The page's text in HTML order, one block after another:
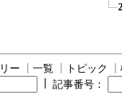
ー 一覧 トピック
記事番号：